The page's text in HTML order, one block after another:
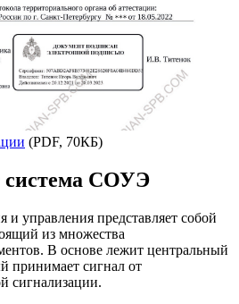
(PDF, 70КБ)
система СОУЭ
управления представляет собой
из множества
В основе лежит центральный
принимает сигнал от
сигнализации.